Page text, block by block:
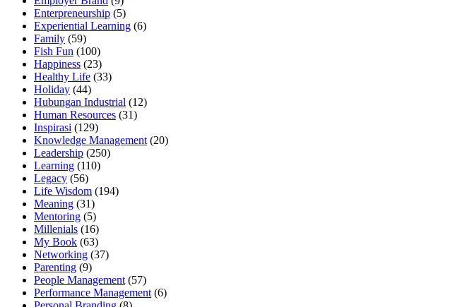
Enterpreneurship (5)
Experiential Learning (6)
Family (59)
Fish Fun (100)
Happiness (23)
Healthy Life (33)
Holiday (44)
Hubungan Industrial (12)
Human Resources (31)
Inspirasi (129)
Knowledge Management (20)
Leadership (250)
Learning (110)
Legacy (56)
Life Wisdom (194)
Meaning (31)
Mentoring (5)
Millenials (16)
My Book (63)
Networking (37)
Parenting (9)
People Management (57)
Performance Management (6)